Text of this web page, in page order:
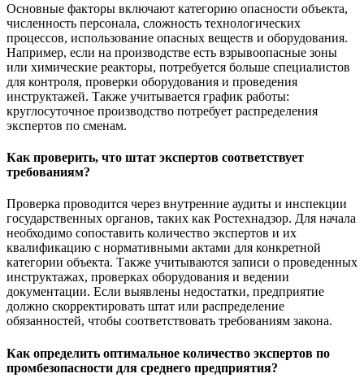
Основные факторы включают категорию опасности объекта,
численность персонала, сложность технологических
процессов, использование опасных веществ и оборудования.
Например, если на производстве есть взрывоопасные зоны
или химические реакторы, потребуется больше специалистов
для контроля, проверки оборудования и проведения
инструктажей. Также учитывается график работы:
круглосуточное производство потребует распределения
экспертов по сменам.
Как проверить, что штат экспертов соответствует
требованиям?
Проверка проводится через внутренние аудиты и инспекции
государственных органов, таких как Ростехнадзор. Для начала
необходимо сопоставить количество экспертов и их
квалификацию с нормативными актами для конкретной
категории объекта. Также учитываются записи о проведенных
инструктажах, проверках оборудования и ведении
документации. Если выявлены недостатки, предприятие
должно скорректировать штат или распределение
обязанностей, чтобы соответствовать требованиям закона.
Как определить оптимальное количество экспертов по
промбезопасности для среднего предприятия?